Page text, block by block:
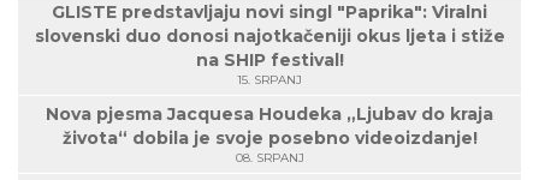
GLISTE predstavljaju novi singl "Paprika": Viralni
slovenski duo donosi najotkačeniji okus ljeta i stiže
na SHIP festival!
15. SRPANJ
Nova pjesma Jacquesa Houdeka „Ljubav do kraja
života“ dobila je svoje posebno videoizdanje!
08. SRPANJ